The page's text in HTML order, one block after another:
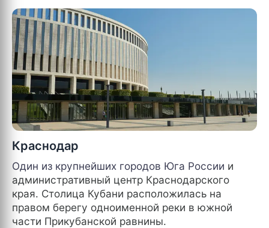
Краснодар
Один из крупнейших городов Юга России и
административный центр Краснодарского
края. Столица Кубани расположилась на
правом берегу одноименной реки в южной
части Прикубанской равнины.